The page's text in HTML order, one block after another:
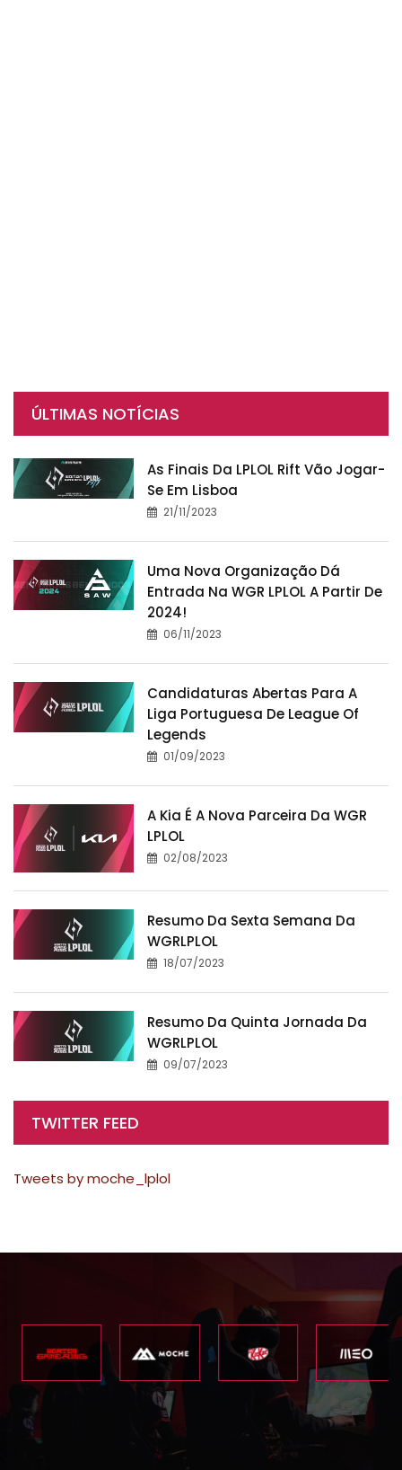
ÚLTIMAS NOTÍCIAS
As Finais Da LPLOL Rift Vão Jogar-
Se Em Lisboa
21/11/2023
Uma Nova Organização Dá
Entrada Na WGR LPLOL A Partir De
2024!
06/11/2023
Candidaturas Abertas Para A
Liga Portuguesa De League Of
Legends
01/09/2023
A Kia É A Nova Parceira Da WGR
LPLOL
02/08/2023
Resumo Da Sexta Semana Da
WGRLPLOL
18/07/2023
Resumo Da Quinta Jornada Da
WGRLPLOL
09/07/2023
TWITTER FEED
Tweets by moche_lplol